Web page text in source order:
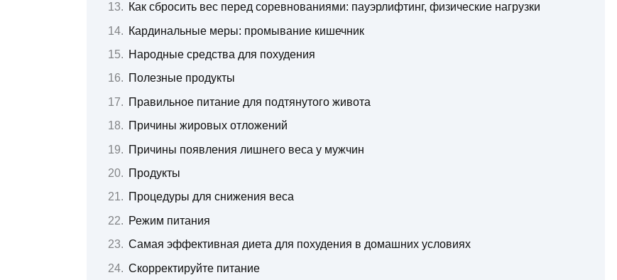
Как сбросить вес перед соревнованиями: пауэрлифтинг, физические нагрузки
Кардинальные меры: промывание кишечник
Народные средства для похудения
Полезные продукты
Правильное питание для подтянутого живота
Причины жировых отложений
Причины появления лишнего веса у мужчин
Продукты
Процедуры для снижения веса
Режим питания
Самая эффективная диета для похудения в домашних условиях
Скорректируйте питание